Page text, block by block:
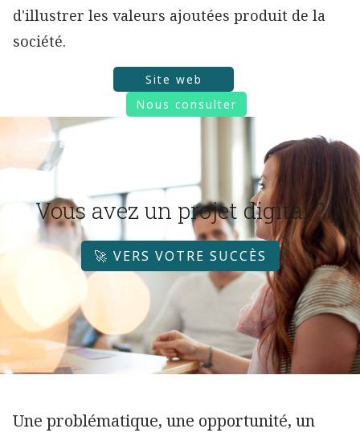
d'illustrer les valeurs ajoutées produit de la
société.
Site web
Nous consulter
Vous avez un projet digital ?
🚀 VERS VOTRE SUCCÈS
Une problématique, une opportunité, un